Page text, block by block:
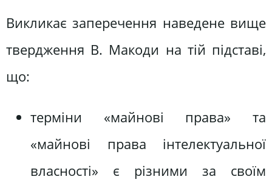
Викликає заперечення наведене вище
твердження В. Макоди на тій підставі,
що:
терміни «майнові права» та
«майнові права інтелектуальної
власності» є різними за своїм